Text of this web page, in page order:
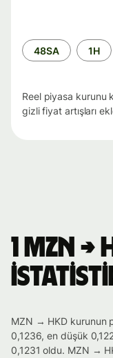
Zaman
aralığı
48SA 1H
Reel piyasa kurunu
gizli fiyat artışları
1 MZN →
MZN → HKD kurunun
0,1236, en düşük
0,1231 oldu. MZN →